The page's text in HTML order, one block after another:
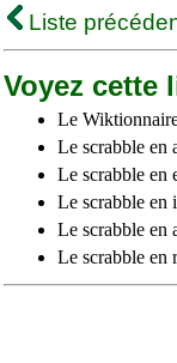
Liste
Voyez cette
Le
Le scrabble en
Le scrabble en
Le scrabble en
Le scrabble en
Le scrabble en